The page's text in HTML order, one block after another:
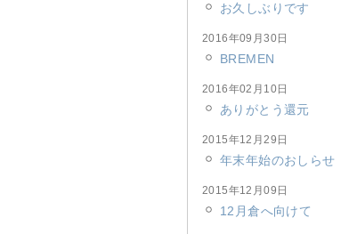
お久しぶりです
2016年09月30日
BREMEN
2016年02月10日
ありがとう還元
2015年12月29日
年末年始のおしらせ
2015年12月09日
12月倉へ向けて